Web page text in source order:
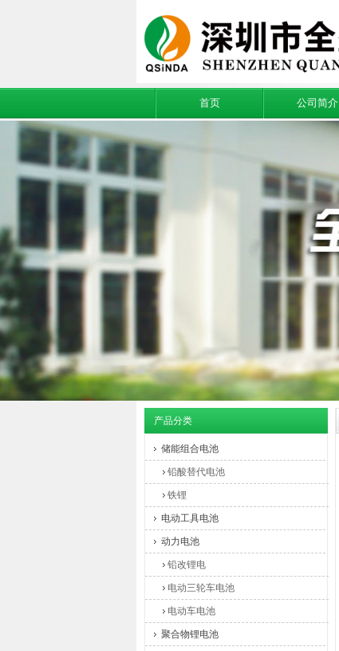
首页 公司简介
产品分类
储能组合电池
铅酸替代电池
铁锂
电动工具电池
动力电池
铅改锂电
电动三轮车电池
电动车电池
聚合物锂电池